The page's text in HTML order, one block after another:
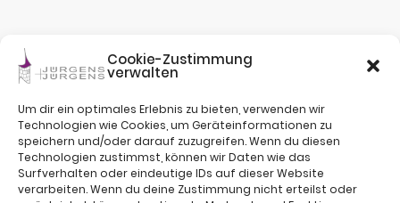
Cookie-Zustimmung
verwalten
Um dir ein optimales Erlebnis zu bieten, verwenden wir
Technologien wie Cookies, um Geräteinformationen zu
speichern und/oder darauf zuzugreifen. Wenn du diesen
Technologien zustimmst, können wir Daten wie das
Surfverhalten oder eindeutige IDs auf dieser Website
verarbeiten. Wenn du deine Zustimmung nicht erteilst oder